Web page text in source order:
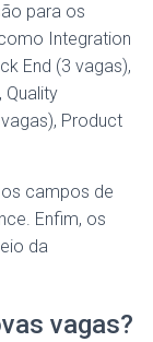
para os
Integration
End (3 vagas),
Quality
Product
campos de
Enfim, os
da
vagas?